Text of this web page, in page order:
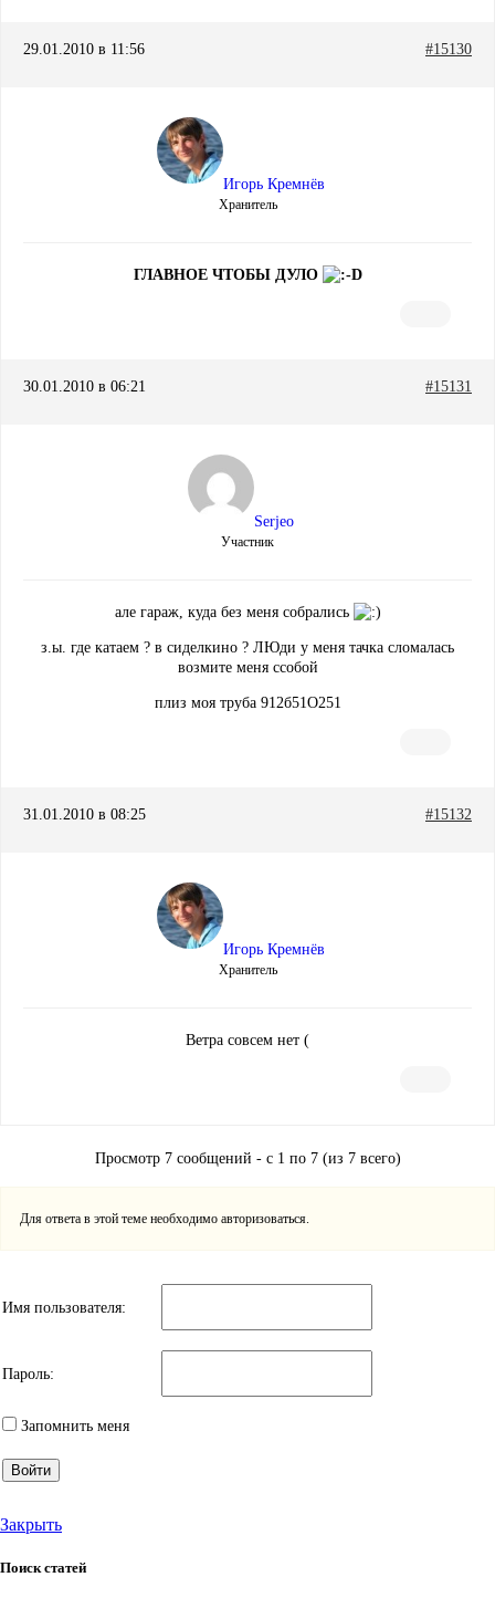
29.01.2010 в 11:56 #15130
Игорь Кремнёв
Хранитель
ГЛАВНОЕ ЧТОБЫ ДУЛО
30.01.2010 в 06:21 #15131
Serjeo
Участник
але гараж, куда без меня собрались
з.ы. где катаем ? в сиделкино ? ЛЮди у меня тачка сломалась
возмите меня ссобой
плиз моя труба 912б51О251
31.01.2010 в 08:25 #15132
Игорь Кремнёв
Хранитель
Ветра совсем нет (
Просмотр 7 сообщений - с 1 по 7 (из 7 всего)
Для ответа в этой теме необходимо авторизоваться.
Имя пользователя:
Пароль:
Запомнить меня
Войти
Закрыть
Поиск статей